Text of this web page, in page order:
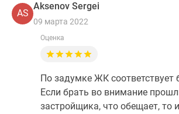
AS
Aksenov Sеrgei
09 марта 2022
Оценка
По задумке ЖК соответствует
Если брать во внимание
застройщика, что обещает, то